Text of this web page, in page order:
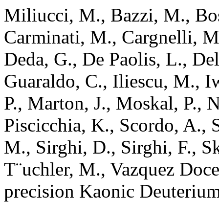
Miliucci, M., Bazzi, M.,
Carminati, M., Cargnelli,
Deda, G., De Paolis, L.,
Guaraldo, C., Iliescu, M.,
P., Marton, J., Moskal, P.,
Piscicchia, K., Scordo, A.,
M., Sirghi, D., Sirghi, F.,
T¨uchler, M., Vazquez
precision Kaonic